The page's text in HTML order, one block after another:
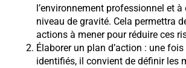
l’environnement professionnel et à
niveau de gravité. Cela permettra
actions à mener pour réduire ces
Élaborer un plan d’action : une
identifiés, il convient de définir les